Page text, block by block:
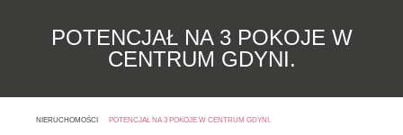
POTENCJAŁ NA 3 POKOJE W
CENTRUM GDYNI.
NIERUCHOMOŚCI POTENCJAŁ NA 3 POKOJE W CENTRUM GDYNI.